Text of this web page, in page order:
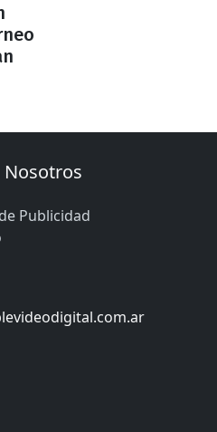
Nosotros
Publicidad